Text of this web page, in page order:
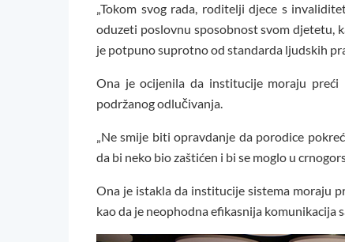
„Tokom svog rada, roditelji djece s
oduzeti poslovnu sposobnost svom djetetu,
je potpuno suprotno od standarda ljudskih
Ona je ocijenila da institucije moraju
podržanog odlučivanja.
„Ne smije biti opravdanje da porodice
da bi neko bio zaštićen i bi se moglo u
Ona je istakla da institucije sistema moraju
kao da je neophodna efikasnija komunikacija